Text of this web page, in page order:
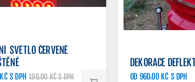
SVĚTLO ČERVENÉ
S DPH 198,00 KČ S DPH
DEKORACE
OD 960,00 KČ S DPH